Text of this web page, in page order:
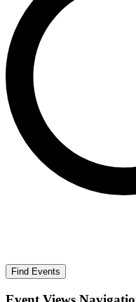
Find Events